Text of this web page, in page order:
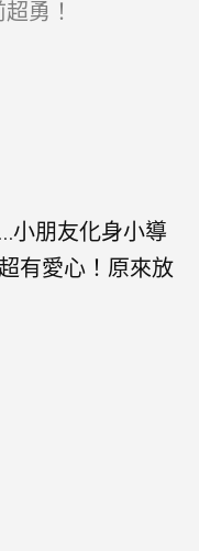
勇！
小朋友化身小導
有愛心！原來放